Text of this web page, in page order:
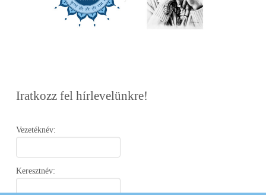
Iratkozz fel hírlevelünkre!
Vezetéknév:
Keresztnév: